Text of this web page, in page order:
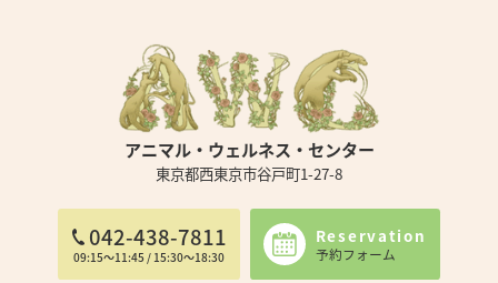
アニマル・ウェルネス・センター
東京都西東京市谷戸町1-27-8
042-438-7811
09:15～11:45 / 15:30～18:30
Reservation
予約フォーム